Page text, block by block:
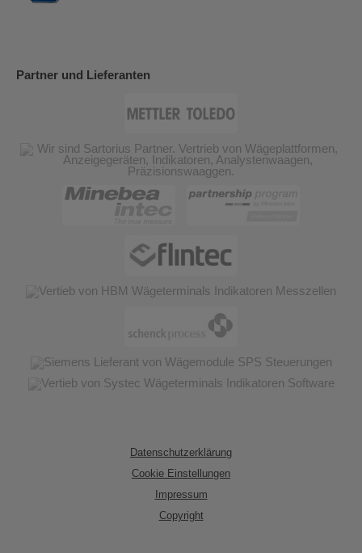
Partner und Lieferanten
Datenschutzerklärung
Cookie Einstellungen
Impressum
Copyright